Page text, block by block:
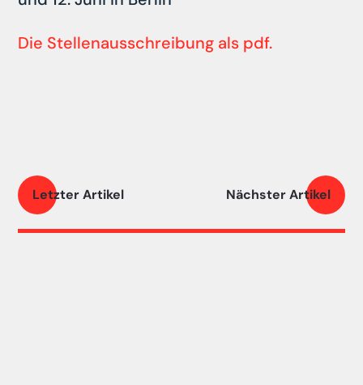
Die Stellenausschreibung als pdf.
Letzter Artikel Nächster Artikel